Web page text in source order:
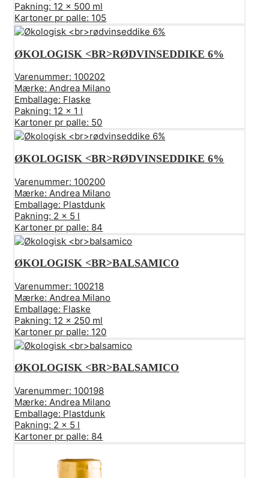
Pakning: 12 x 500 ml
Kartoner pr palle: 105
ØKOLOGISK <BR>RØDVINSEDDIKE 6%
Varenummer: 100202
Mærke: Andrea Milano
Emballage: Flaske
Pakning: 12 x 1 l
Kartoner pr palle: 50
ØKOLOGISK <BR>RØDVINSEDDIKE 6%
Varenummer: 100200
Mærke: Andrea Milano
Emballage: Plastdunk
Pakning: 2 x 5 l
Kartoner pr palle: 84
ØKOLOGISK <BR>BALSAMICO
Varenummer: 100218
Mærke: Andrea Milano
Emballage: Flaske
Pakning: 12 x 250 ml
Kartoner pr palle: 120
ØKOLOGISK <BR>BALSAMICO
Varenummer: 100198
Mærke: Andrea Milano
Emballage: Plastdunk
Pakning: 2 x 5 l
Kartoner pr palle: 84